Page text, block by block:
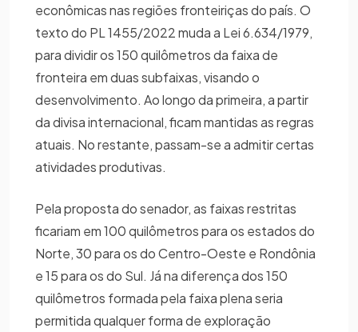
econômicas nas regiões fronteiriças do país. O
texto do PL 1455/2022 muda a Lei 6.634/1979,
para dividir os 150 quilômetros da faixa de
fronteira em duas subfaixas, visando o
desenvolvimento. Ao longo da primeira, a partir
da divisa internacional, ficam mantidas as regras
atuais. No restante, passam-se a admitir certas
atividades produtivas.
Pela proposta do senador, as faixas restritas
ficariam em 100 quilômetros para os estados do
Norte, 30 para os do Centro-Oeste e Rondônia
e 15 para os do Sul. Já na diferença dos 150
quilômetros formada pela faixa plena seria
permitida qualquer forma de exploração